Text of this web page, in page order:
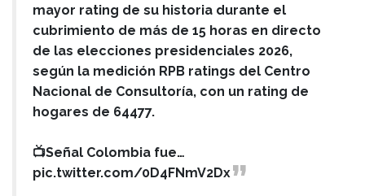
mayor rating de su historia durante el
cubrimiento de más de 15 horas en directo
de las elecciones presidenciales 2026,
según la medición RPB ratings del Centro
Nacional de Consultoría, con un rating de
hogares de 64477.
📺Señal Colombia fue…
pic.twitter.com/0D4FNmV2Dx